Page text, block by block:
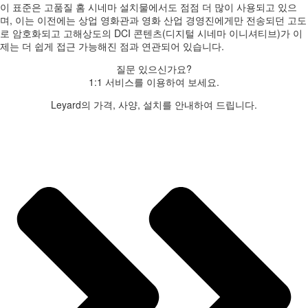
이 표준은 고품질 홈 시네마 설치물에서도 점점 더 많이 사용되고 있으
며, 이는 이전에는 상업 영화관과 영화 산업 경영진에게만 전송되던 고도
로 암호화되고 고해상도의 DCI 콘텐츠(디지털 시네마 이니셔티브)가 이
제는 더 쉽게 접근 가능해진 점과 연관되어 있습니다.
질문 있으신가요?
1:1 서비스를 이용하여 보세요.
Leyard의 가격, 사양, 설치를 안내하여 드립니다.